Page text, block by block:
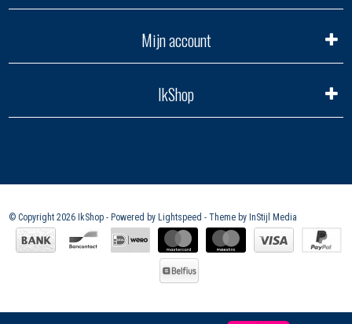
Mijn account
IkShop
© Copyright 2026 IkShop - Powered by Lightspeed - Theme by InStijl Media